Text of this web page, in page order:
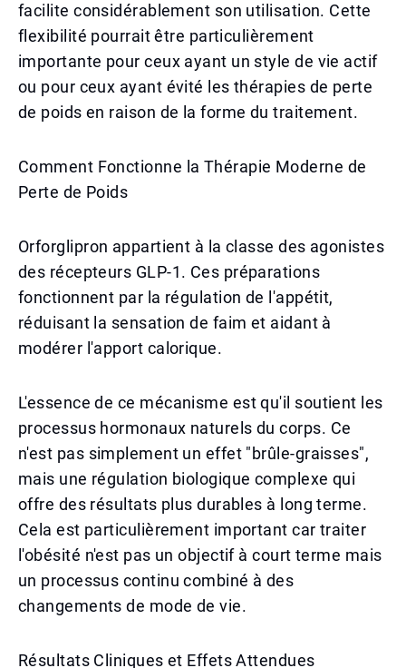
facilite considérablement son utilisation. Cette
flexibilité pourrait être particulièrement
importante pour ceux ayant un style de vie actif
ou pour ceux ayant évité les thérapies de perte
de poids en raison de la forme du traitement.
Comment Fonctionne la Thérapie Moderne de
Perte de Poids
Orforglipron appartient à la classe des agonistes
des récepteurs GLP-1. Ces préparations
fonctionnent par la régulation de l'appétit,
réduisant la sensation de faim et aidant à
modérer l'apport calorique.
L'essence de ce mécanisme est qu'il soutient les
processus hormonaux naturels du corps. Ce
n'est pas simplement un effet "brûle-graisses",
mais une régulation biologique complexe qui
offre des résultats plus durables à long terme.
Cela est particulièrement important car traiter
l'obésité n'est pas un objectif à court terme mais
un processus continu combiné à des
changements de mode de vie.
Résultats Cliniques et Effets Attendues